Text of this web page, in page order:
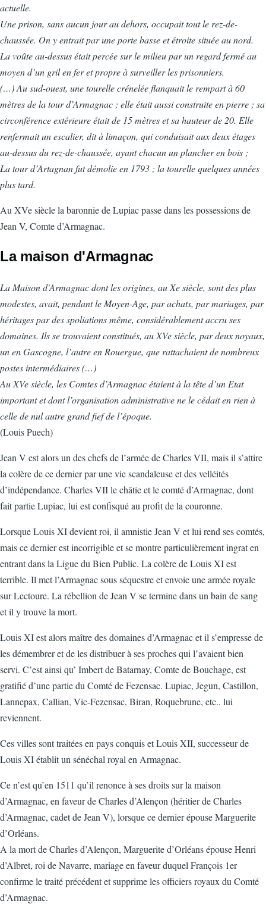
actuelle.
Une prison, sans aucun jour au dehors, occupait tout le rez-de-
chaussée. On y entrait par une porte basse et étroite située au nord.
La voûte au-dessus était percée sur le milieu par un regard fermé au
moyen d’un gril en fer et propre à surveiller les prisonniers.
(…) Au sud-ouest, une tourelle crénelée flanquait le rempart à 60
mètres de la tour d’Armagnac ; elle était aussi construite en pierre ; sa
circonférence extérieure était de 15 mètres et sa hauteur de 20. Elle
renfermait un escalier, dit à limaçon, qui conduisait aux deux étages
au-dessus du rez-de-chaussée, ayant chacun un plancher en bois ;
La tour d’Artagnan fut démolie en 1793 ; la tourelle quelques années
plus tard.
Au XVe siècle la baronnie de Lupiac passe dans les possessions de
Jean V, Comte d’Armagnac.
La maison d'Armagnac
La Maison d'Armagnac dont les origines, au Xe siècle, sont des plus
modestes, avait, pendant le Moyen-Age, par achats, par mariages, par
héritages par des spoliations même, considérablement accru ses
domaines. Ils se trouvaient constitués, au XVe siècle, par deux noyaux,
un en Gascogne, l’autre en Rouergue, que rattachaient de nombreux
postes intermédiaires (…)
Au XVe siècle, les Comtes d’Armagnac étaient à la tête d’un Etat
important et dont l’organisation administrative ne le cédait en rien à
celle de nul autre grand fief de l’époque.
(Louis Puech)
Jean V est alors un des chefs de l’armée de Charles VII, mais il s’attire
la colère de ce dernier par une vie scandaleuse et des velléités
d’indépendance. Charles VII le châtie et le comté d’Armagnac, dont
fait partie Lupiac, lui est confisqué au profit de la couronne.
Lorsque Louis XI devient roi, il amnistie Jean V et lui rend ses comtés,
mais ce dernier est incorrigible et se montre particulièrement ingrat en
entrant dans la Ligue du Bien Public. La colère de Louis XI est
terrible. Il met l’Armagnac sous séquestre et envoie une armée royale
sur Lectoure. La rébellion de Jean V se termine dans un bain de sang
et il y trouve la mort.
Louis XI est alors maître des domaines d’Armagnac et il s’empresse de
les démembrer et de les distribuer à ses proches qui l’avaient bien
servi. C’est ainsi qu’ Imbert de Batarnay, Comte de Bouchage, est
gratifié d’une partie du Comté de Fezensac. Lupiac, Jegun, Castillon,
Lannepax, Callian, Vic-Fezensac, Biran, Roquebrune, etc.. lui
reviennent.
Ces villes sont traitées en pays conquis et Louis XII, successeur de
Louis XI établit un sénéchal royal en Armagnac.
Ce n’est qu’en 1511 qu’il renonce à ses droits sur la maison
d’Armagnac, en faveur de Charles d’Alençon (héritier de Charles
d’Armagnac, cadet de Jean V), lorsque ce dernier épouse Marguerite
d’Orléans.
A la mort de Charles d’Alençon, Marguerite d’Orléans épouse Henri
d’Albret, roi de Navarre, mariage en faveur duquel François 1er
confirme le traité précédent et supprime les officiers royaux du Comté
d’Armagnac.